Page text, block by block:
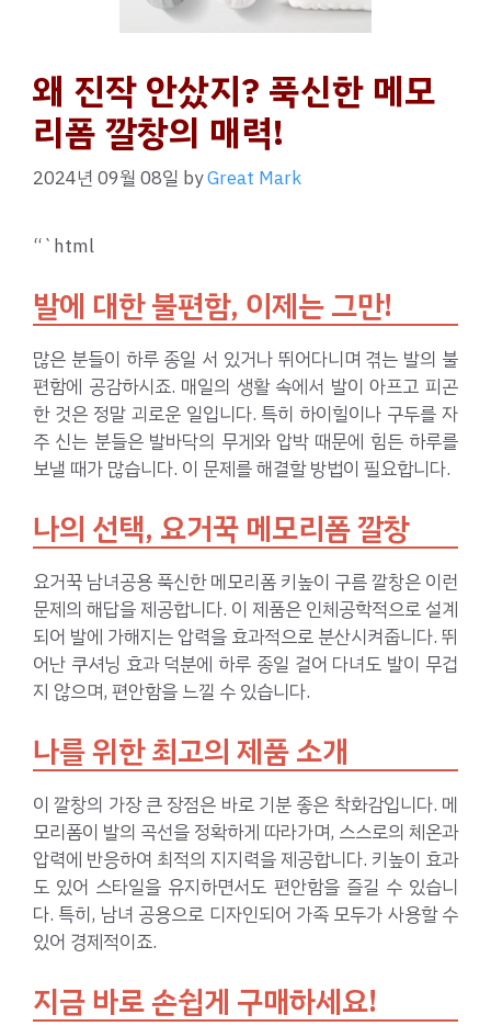
왜 진작 안샀지? 푹신한 메모
리폼 깔창의 매력!
2024년 09월 08일 byGreat Mark
“`html
발에 대한 불편함, 이제는 그만!
많은 분들이 하루 종일 서 있거나 뛰어다니며 겪는 발의 불
편함에 공감하시죠. 매일의 생활 속에서 발이 아프고 피곤
한 것은 정말 괴로운 일입니다. 특히 하이힐이나 구두를 자
주 신는 분들은 발바닥의 무게와 압박 때문에 힘든 하루를
보낼 때가 많습니다. 이 문제를 해결할 방법이 필요합니다.
나의 선택, 요거꾹 메모리폼 깔창
요거꾹 남녀공용 푹신한 메모리폼 키높이 구름 깔창은 이런
문제의 해답을 제공합니다. 이 제품은 인체공학적으로 설계
되어 발에 가해지는 압력을 효과적으로 분산시켜줍니다. 뛰
어난 쿠셔닝 효과 덕분에 하루 종일 걸어 다녀도 발이 무겁
지 않으며, 편안함을 느낄 수 있습니다.
나를 위한 최고의 제품 소개
이 깔창의 가장 큰 장점은 바로 기분 좋은 착화감입니다. 메
모리폼이 발의 곡선을 정확하게 따라가며, 스스로의 체온과
압력에 반응하여 최적의 지지력을 제공합니다. 키높이 효과
도 있어 스타일을 유지하면서도 편안함을 즐길 수 있습니
다. 특히, 남녀 공용으로 디자인되어 가족 모두가 사용할 수
있어 경제적이죠.
지금 바로 손쉽게 구매하세요!